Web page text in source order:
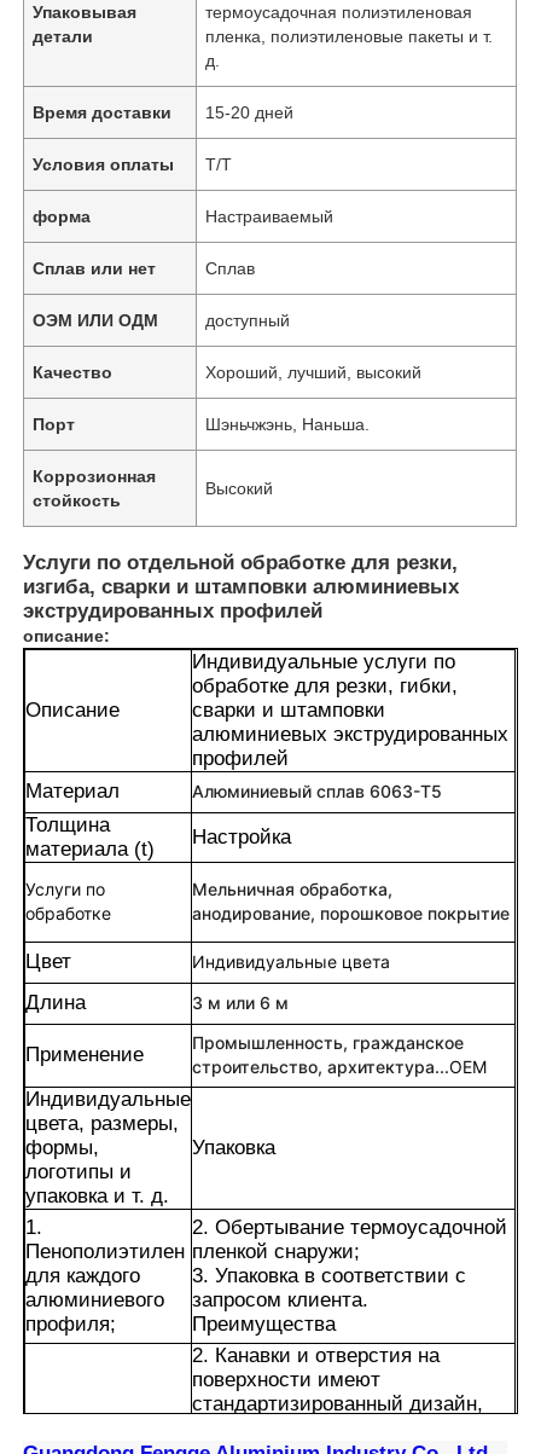
Дом
О нас
Упаковывая
детали
термоусадочная полиэтиленовая
пленка, полиэтиленовые пакеты и т.
д.
Время доставки 15-20 дней
Условия оплаты Т/Т
форма Настраиваемый
Сплав или нет Сплав
ОЭМ ИЛИ ОДМ доступный
Качество Хороший, лучший, высокий
Порт Шэньчжэнь, Наньша.
Коррозионная
стойкость
Высокий
Услуги по отдельной обработке для резки,
изгиба, сварки и штамповки алюминиевых
экструдированных профилей
описание:
Описание
Индивидуальные услуги по
обработке для резки, гибки,
сварки и штамповки
алюминиевых экструдированных
профилей
Материал
Алюминиевый сплав 6063-T5
Толщина
материала (t)
Настройка
Услуги по
обработке
Мельничная обработка,
анодирование, порошковое покрытие
Цвет Индивидуальные цвета
Длина 3 м или 6 м
Применение
Промышленность, гражданское
строительство, архитектура...OEM
Индивидуальные
цвета, размеры,
формы,
логотипы и
упаковка и т. д.
Упаковка
1.
Пенополиэтилен
для каждого
алюминиевого
профиля;
2. Обертывание термоусадочной
пленкой снаружи;
3. Упаковка в соответствии с
запросом клиента.
Преимущества
2. Канавки и отверстия на
поверхности имеют
стандартизированный дизайн,